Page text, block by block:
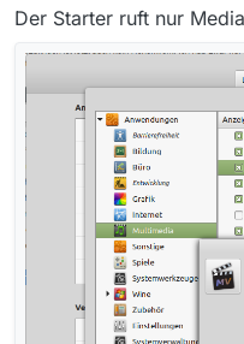
Der Starter ruft nur